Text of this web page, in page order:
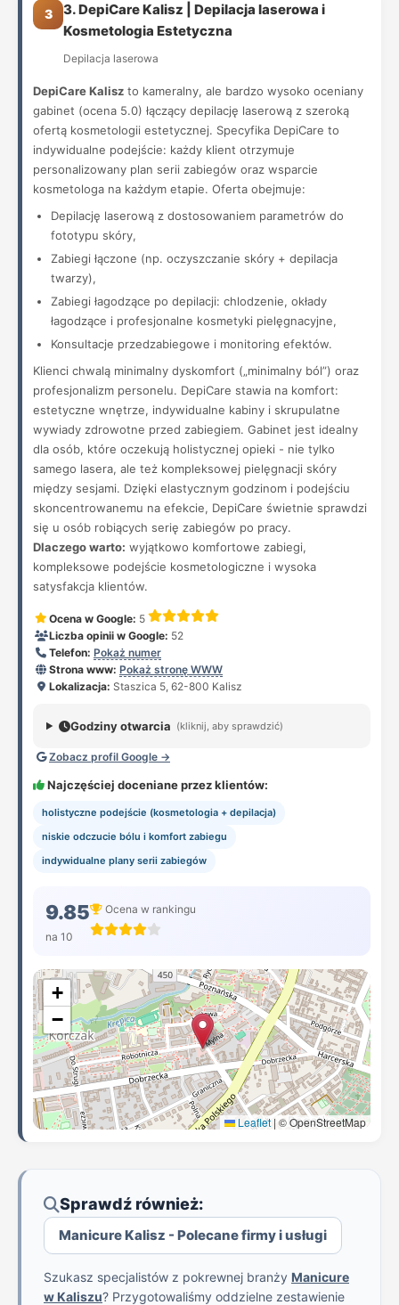
3
3. DepiCare Kalisz | Depilacja laserowa i
Kosmetologia Estetyczna
Depilacja laserowa
DepiCare Kalisz to kameralny, ale bardzo wysoko oceniany
gabinet (ocena 5.0) łączący depilację laserową z szeroką
ofertą kosmetologii estetycznej. Specyfika DepiCare to
indywidualne podejście: każdy klient otrzymuje
personalizowany plan serii zabiegów oraz wsparcie
kosmetologa na każdym etapie. Oferta obejmuje:
Depilację laserową z dostosowaniem parametrów do
fototypu skóry,
Zabiegi łączone (np. oczyszczanie skóry + depilacja
twarzy),
Zabiegi łagodzące po depilacji: chlodzenie, okłady
łagodzące i profesjonalne kosmetyki pielęgnacyjne,
Konsultacje przedzabiegowe i monitoring efektów.
Klienci chwalą minimalny dyskomfort („minimalny ból”) oraz
profesjonalizm personelu. DepiCare stawia na komfort:
estetyczne wnętrze, indywidualne kabiny i skrupulatne
wywiady zdrowotne przed zabiegiem. Gabinet jest idealny
dla osób, które oczekują holistycznej opieki - nie tylko
samego lasera, ale też kompleksowej pielęgnacji skóry
między sesjami. Dzięki elastycznym godzinom i podejściu
skoncentrowanemu na efekcie, DepiCare świetnie sprawdzi
się u osób robiących serię zabiegów po pracy.
Dlaczego warto: wyjątkowo komfortowe zabiegi,
kompleksowe podejście kosmetologiczne i wysoka
satysfakcja klientów.
Ocena w Google: 5
Liczba opinii w Google: 52
Telefon: Pokaż numer
Strona www: Pokaż stronę WWW
Lokalizacja: Staszica 5, 62-800 Kalisz
Godziny otwarcia (kliknij, aby sprawdzić)
Zobacz profil Google →
Najczęściej doceniane przez klientów:
holistyczne podejście (kosmetologia + depilacja)
niskie odczucie bólu i komfort zabiegu
indywidualne plany serii zabiegów
9.85
na 10
Ocena w rankingu
+
−
Leaflet | © OpenStreetMap
Sprawdź również:
Manicure Kalisz - Polecane firmy i usługi
Szukasz specjalistów z pokrewnej branży Manicure
w Kaliszu? Przygotowaliśmy oddzielne zestawienie